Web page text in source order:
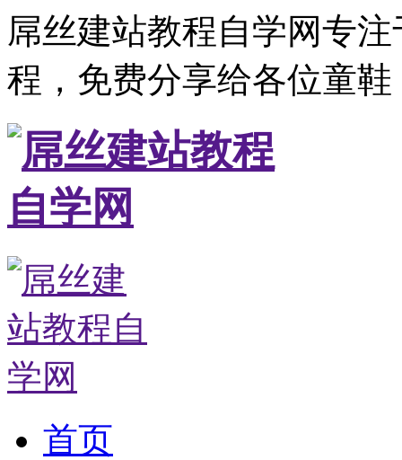
屌丝建站教程自学网专
程，免费分享给各位童
首页